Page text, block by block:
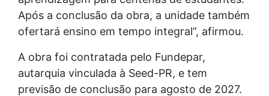
Após a conclusão da obra, a unidade também
ofertará ensino em tempo integral”, afirmou.
A obra foi contratada pelo Fundepar,
autarquia vinculada à Seed-PR, e tem
previsão de conclusão para agosto de 2027.